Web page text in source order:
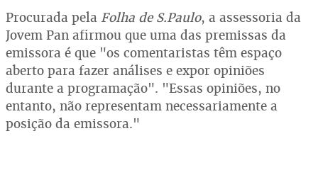
Procurada pela Folha de S.Paulo, a assessoria da
Jovem Pan afirmou que uma das premissas da
emissora é que "os comentaristas têm espaço
aberto para fazer análises e expor opiniões
durante a programação". "Essas opiniões, no
entanto, não representam necessariamente a
posição da emissora."